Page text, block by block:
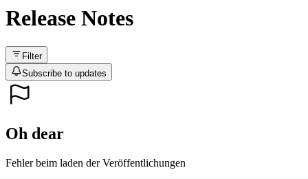
Release Notes
Filter
Subscribe to updates
Oh dear
Fehler beim laden der Veröffentlichungen